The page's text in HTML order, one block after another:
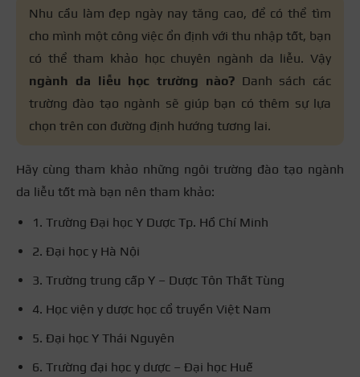
nối mi, trang điểm, tóc. Nội dung bài
viết được xây dựng dựa trên giáo trình
đào tạo và kinh nghiệm giảng dạy
thực tế, đồng thời được cập nhật
thường xuyên để đảm bảo tính chính
xác.
Nhu cầu làm đẹp ngày nay tăng cao, để có thể tìm
cho mình một công việc ổn định với thu nhập tốt, bạn
có thể tham khảo học chuyên ngành da liễu. Vậy
ngành da liễu học trường nào?Danh sách các
trường đào tạo ngành sẽ giúp bạn có thêm sự lựa
chọn trên con đường định hướng tương lai.
Hãy cùng tham khảo những ngôi trường đào tạo ngành
da liễu tốt mà bạn nên tham khảo:
1. Trường Đại học Y Dược Tp. Hồ Chí Minh
2. Đại học y Hà Nội
3. Trường trung cấp Y – Dược Tôn Thất Tùng
4. Học viện y dược học cổ truyền Việt Nam
5. Đại học Y Thái Nguyên
6. Trường đại học y dược – Đại học Huế